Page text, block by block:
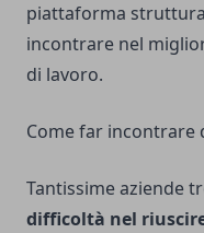
piattaforma
incontrare nel
di lavoro.
Come far incontrare
Tantissime aziende
difficoltà nel